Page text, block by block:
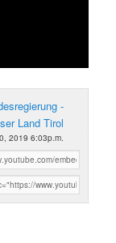
-
Land Tirol
2019 6:03p.m.